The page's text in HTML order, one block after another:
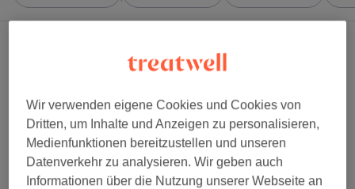
hochsteckfrisuren in der Nähe von Innenstadt, Offenbach
Wir verwenden eigene Cookies und Cookies von
Dritten, um Inhalte und Anzeigen zu personalisieren,
Medienfunktionen bereitzustellen und unseren
Datenverkehr zu analysieren. Wir geben auch
Informationen über die Nutzung unserer Webseite an